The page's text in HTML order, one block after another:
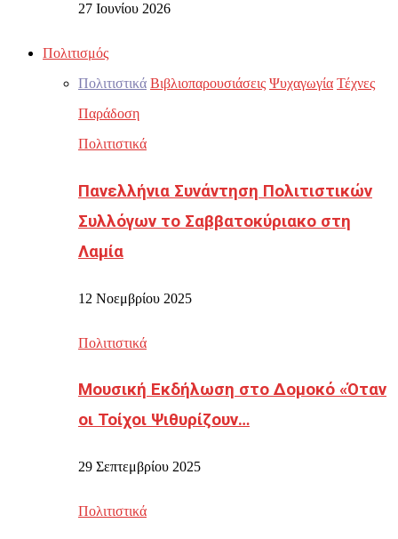
27 Ιουνίου 2026
Πολιτισμός
Πολιτιστικά Βιβλιοπαρουσιάσεις Ψυχαγωγία Τέχνες
Παράδοση
Πολιτιστικά
Πανελλήνια Συνάντηση Πολιτιστικών
Συλλόγων το Σαββατοκύριακο στη
Λαμία
12 Νοεμβρίου 2025
Πολιτιστικά
Μουσική Εκδήλωση στο Δομοκό «Όταν
οι Τοίχοι Ψιθυρίζουν…
29 Σεπτεμβρίου 2025
Πολιτιστικά